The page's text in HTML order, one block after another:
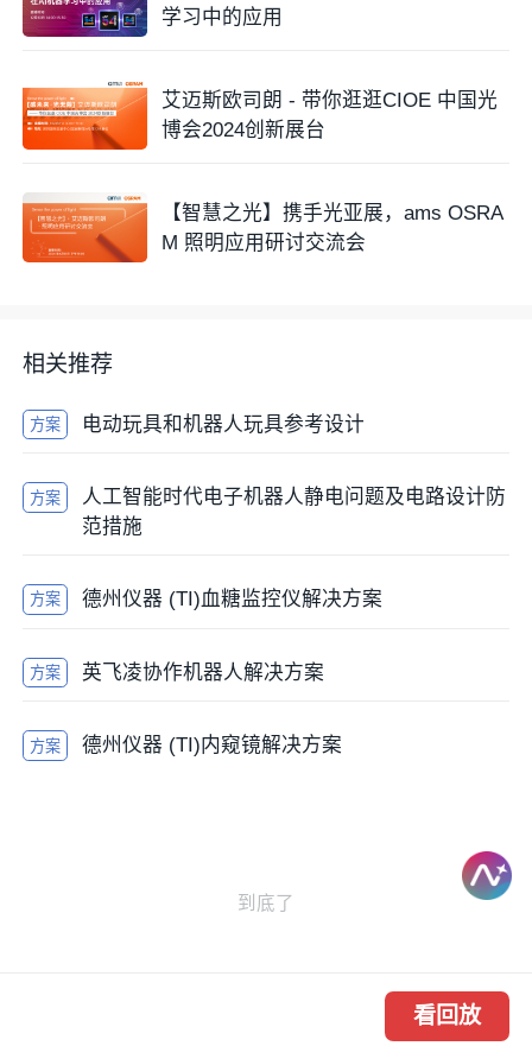
学习中的应用
艾迈斯欧司朗 - 带你逛逛CIOE 中国光
博会2024创新展台
【智慧之光】携手光亚展，ams OSRA
M 照明应用研讨交流会
相关推荐
方案 电动玩具和机器人玩具参考设计
方案
人工智能时代电子机器人静电问题及电路设计防
范措施
方案 德州仪器 (TI)血糖监控仪解决方案
方案 英飞凌协作机器人解决方案
方案 德州仪器 (TI)内窥镜解决方案
看回放